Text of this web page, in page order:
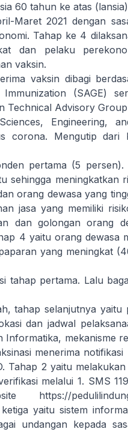
60 tahun ke atas
Maret 2021 dengan
Tahap ke 4
dan pelaku
vaksin.
vaksin dibagi
(SAGE)
Technical Advisory
Engineering,
corona. Mengutip dari
pertama (5
sehingga meningkatkan
orang dewasa yang
jasa yang memiliki
dan golongan orang
4 yaitu orang dewasa
yang meningkat
tahap pertama. Lalu
tahap selanjutnya yaitu
dan jadwal
mekanisme
menerima notifikasi
Tahap 2 yaitu
melalui 1. SMS
https://
yaitu sistem
undangan kepada